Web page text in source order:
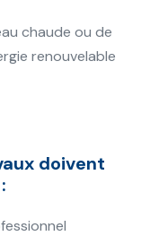
chaude ou de
renouvelable
doivent